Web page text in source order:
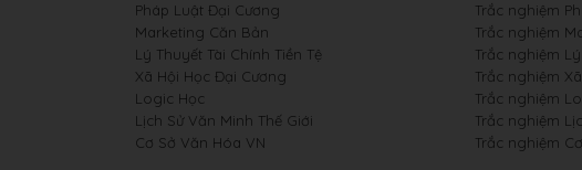
Pháp Luật Đại Cương
Marketing Căn Bản
Lý Thuyết Tài Chính Tiền Tệ
Xã Hội Học Đại Cương
Logic Học
Lịch Sử Văn Minh Thế Giới
Cơ Sở Văn Hóa VN
Trắc nghiệm
Trắc nghiệm
Trắc nghiệm
Trắc nghiệm
Trắc nghiệm
Trắc nghiệm
Trắc nghiệm